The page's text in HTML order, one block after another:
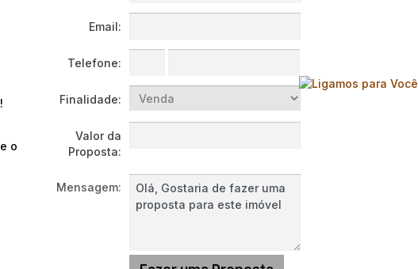
!
e o
Email:
Telefone:
Finalidade:
Valor da
Proposta:
Mensagem: